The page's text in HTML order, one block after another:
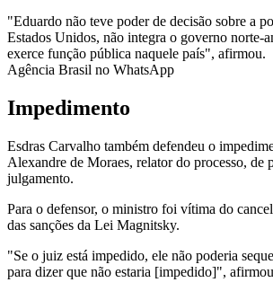
"Eduardo não teve poder de decisão sobre a
Estados Unidos, não integra o governo norte-
exerce função pública naquele país", afirmou.
Agência Brasil no WhatsApp
Impedimento
Esdras Carvalho também defendeu o
Alexandre de Moraes, relator do processo, de
julgamento.
Para o defensor, o ministro foi vítima do
das sanções da Lei Magnitsky.
"Se o juiz está impedido, ele não poderia
para dizer que não estaria [impedido]",